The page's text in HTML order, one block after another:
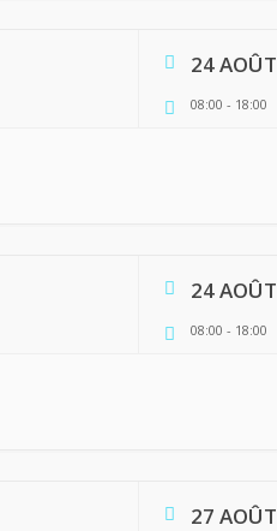
24 AOÛT
08:00 - 18:00
24 AOÛT
08:00 - 18:00
27 AOÛT